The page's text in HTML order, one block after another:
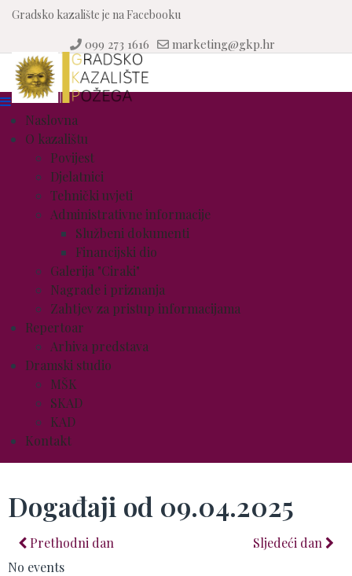
Gradsko kazalište je na Facebooku
099 273 1616 marketing@gkp.hr
Naslovna
O kazalištu
Povijest
Djelatnici
Tehnički uvjeti
Administrativne informacije
Službeni dokumenti
Financijski dio
Galerija "Ciraki"
Nagrade i priznanja
Zahtjev za pristup informacijama
Repertoar
Arhiva predstava
Dramski studio
MŠK
SKAD
KAD
Kontakt
Događaji od 09.04.2025
Prethodni dan
Sljedeći dan
No events